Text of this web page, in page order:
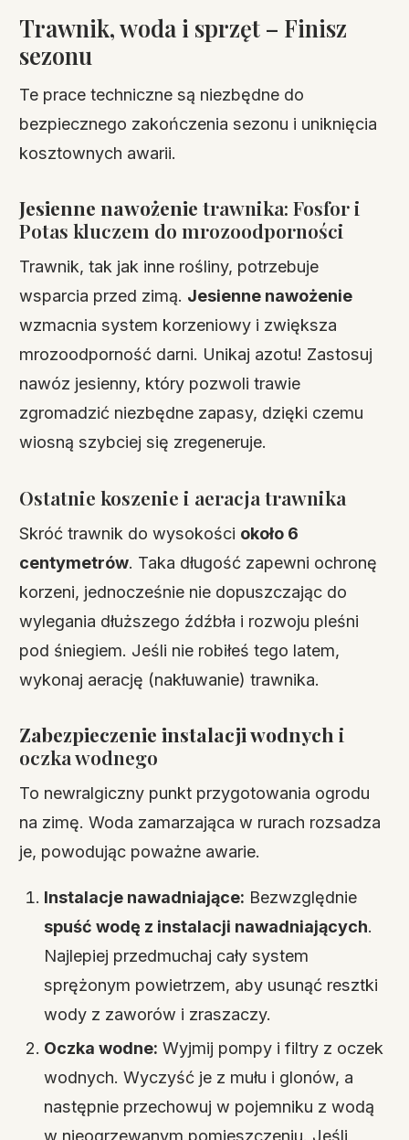
Trawnik, woda i sprzęt – Finisz
sezonu
Te prace techniczne są niezbędne do
bezpiecznego zakończenia sezonu i uniknięcia
kosztownych awarii.
Jesienne nawożenie trawnika: Fosfor i
Potas kluczem do mrozoodporności
Trawnik, tak jak inne rośliny, potrzebuje
wsparcia przed zimą. Jesienne nawożenie
wzmacnia system korzeniowy i zwiększa
mrozoodporność darni. Unikaj azotu! Zastosuj
nawóz jesienny, który pozwoli trawie
zgromadzić niezbędne zapasy, dzięki czemu
wiosną szybciej się zregeneruje.
Ostatnie koszenie i aeracja trawnika
Skróć trawnik do wysokości około 6
centymetrów. Taka długość zapewni ochronę
korzeni, jednocześnie nie dopuszczając do
wylegania dłuższego źdźbła i rozwoju pleśni
pod śniegiem. Jeśli nie robiłeś tego latem,
wykonaj aerację (nakłuwanie) trawnika.
Zabezpieczenie instalacji wodnych i
oczka wodnego
To newralgiczny punkt przygotowania ogrodu
na zimę. Woda zamarzająca w rurach rozsadza
je, powodując poważne awarie.
Instalacje nawadniające: Bezwzględnie
spuść wodę z instalacji nawadniających.
Najlepiej przedmuchaj cały system
sprężonym powietrzem, aby usunąć resztki
wody z zaworów i zraszaczy.
Oczka wodne: Wyjmij pompy i filtry z oczek
wodnych. Wyczyść je z mułu i glonów, a
następnie przechowuj w pojemniku z wodą
w nieogrzewanym pomieszczeniu. Jeśli